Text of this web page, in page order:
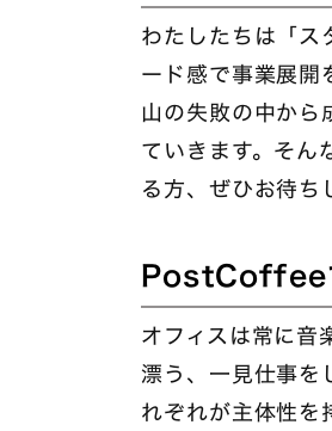
わたしたちは「ス
ード感で事業展開
山の失敗の中から
ていきます。そん
る方、ぜひお待ち
PostCoffee
オフィスは常に音
漂う、一見仕事を
れぞれが主体性を